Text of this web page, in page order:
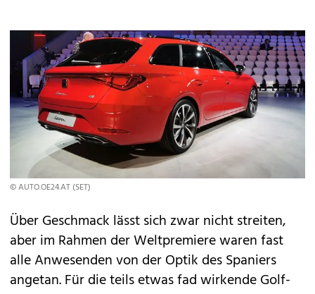
© AUTO.OE24.AT (SET)
Über Geschmack lässt sich zwar nicht streiten,
aber im Rahmen der Weltpremiere waren fast
alle Anwesenden von der Optik des Spaniers
angetan. Für die teils etwas fad wirkende Golf-